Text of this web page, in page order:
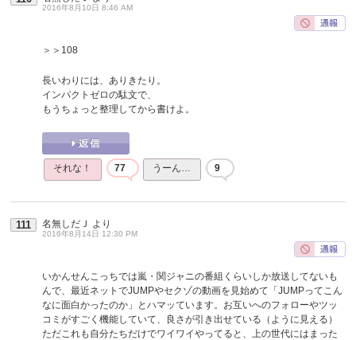
2016年8月10日 8:46 AM
＞＞108
長いわりには、ありきたり。
インパクトゼロの駄文で、
もうちょっと整理してから書けよ。
それな！ 77 うーん… 9
111 名無しだＪ より
2016年8月14日 12:30 PM
いかんせんこっちでは嵐・関ジャニの番組くらいしか放送してないも
んで、最近ネットでJUMPやセクゾの動画を見始めて「JUMPってこん
なに面白かったのか」とハマッています。お互いへのフォローやツッ
コミがすごく機能していて、良さが引き出せている（ように見える）
ただこれも自分たちだけでワイワイやってると、上の世代にはまった